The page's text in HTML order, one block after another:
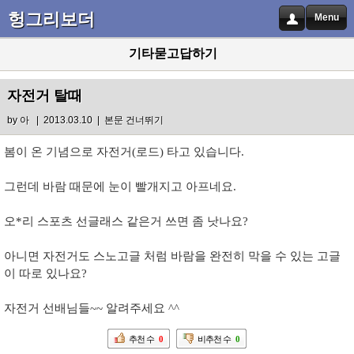
헝그리보더 Menu
기타묻고답하기
자전거 탈때
by 아| 2013.03.10 | 본문 건너뛰기
봄이 온 기념으로 자전거(로드) 타고 있습니다.
그런데 바람 때문에 눈이 빨개지고 아프네요.
오*리 스포츠 선글래스 같은거 쓰면 좀 낫나요?
아니면 자전거도 스노고글 처럼 바람을 완전히 막을 수 있는 고글
이 따로 있나요?
자전거 선배님들~~ 알려주세요 ^^
추천 수 0 비추천 수 0